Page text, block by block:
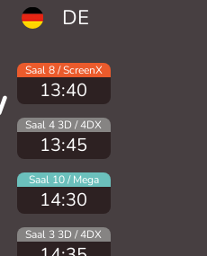
DE
Saal 8 / ScreenX
13:40
Saal 4 3D / 4DX
13:45
Saal 10 / Mega
14:30
Saal 3 3D / 4DX